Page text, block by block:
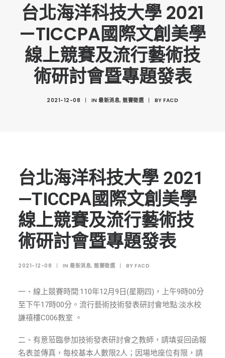
最新消息 NEWS
創藝院簡介
系所導覽
創意科技與藝術跨域學分學程
招生資訊
高中生專區
境外生專區 PROSPECTIVE STUDENTS
聯絡我們 CONTACT
ENGLISH
搜尋
台北海洋科技大學 2021
—TICCPA國際文創美學
線上競賽及流行藝術技
術研討會暨專題發表
2021-12-08 | IN 最新消息, 競賽徵選 | BY FACD
台北海洋科技大學 2021
—TICCPA國際文創美學
線上競賽及流行藝術技
術研討會暨專題發表
2021-12-08 | IN 最新消息, 競賽徵選 | BY FACD
一、線上競賽時間:110年12月9日(星期四)，上午9時00分
至下午17時00分。流行藝術技術發表研討會地點:淡水校
謙禧樓C006教室 。
二、有意蒞臨參加技術發表研討會之教師，請填妥回函報
名表並傳真，每校基本人數限2人；因場地座位有限，請